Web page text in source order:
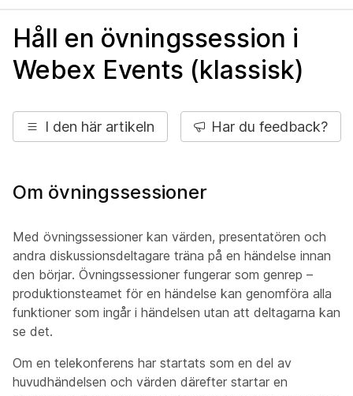
Håll en övningssession i
Webex Events (klassisk)
I den här artikeln Har du feedback?
Om övningssessioner
Med övningssessioner kan värden, presentatören och
andra diskussionsdeltagare träna på en händelse innan
den börjar. Övningssessioner fungerar som genrep –
produktionsteamet för en händelse kan genomföra alla
funktioner som ingår i händelsen utan att deltagarna kan
se det.
Om en telekonferens har startats som en del av
huvudhändelsen och värden därefter startar en